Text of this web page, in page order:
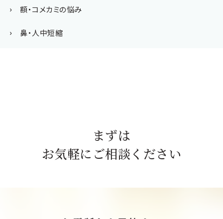
額・コメカミの悩み
鼻・人中短縮
まずは
お気軽にご相談ください